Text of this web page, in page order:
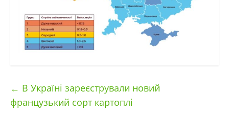
← В Україні зареєстрували новий
французький сорт картоплі